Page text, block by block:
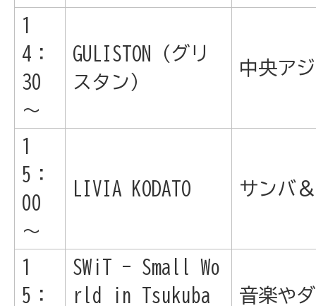
1
4：
30
～
GULISTON（グリ
スタン）
中央ア
1
5：
00
～
LIVIA KODATO サンバ
1
5：
SWiT - Small Wo
rld in Tsukuba
音楽や